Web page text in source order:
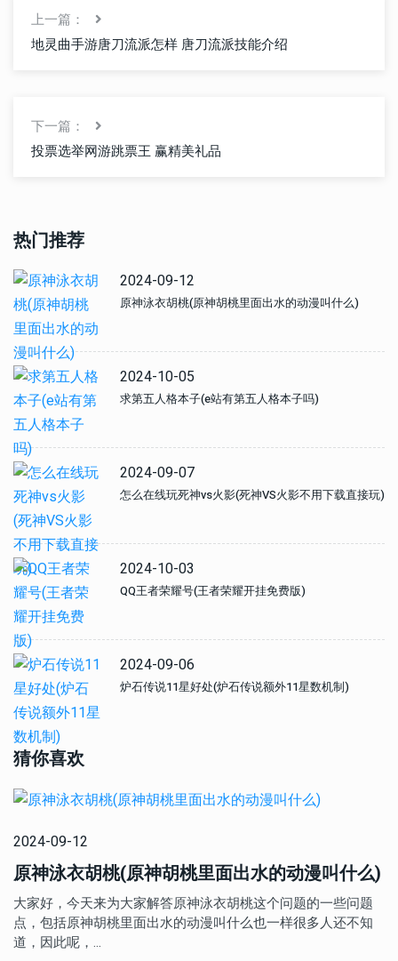
上一篇：
地灵曲手游唐刀流派怎样 唐刀流派技能介绍
下一篇：
投票选举网游跳票王 赢精美礼品
热门推荐
2024-09-12
原神泳衣胡桃(原神胡桃里面出水的动漫叫什么)
2024-10-05
求第五人格本子(e站有第五人格本子吗)
2024-09-07
怎么在线玩死神vs火影(死神VS火影不用下载直接玩)
2024-10-03
QQ王者荣耀号(王者荣耀开挂免费版)
2024-09-06
炉石传说11星好处(炉石传说额外11星数机制)
猜你喜欢
2024-09-12
原神泳衣胡桃(原神胡桃里面出水的动漫叫什么)
大家好，今天来为大家解答原神泳衣胡桃这个问题的一些问题
点，包括原神胡桃里面出水的动漫叫什么也一样很多人还不知
道，因此呢，…